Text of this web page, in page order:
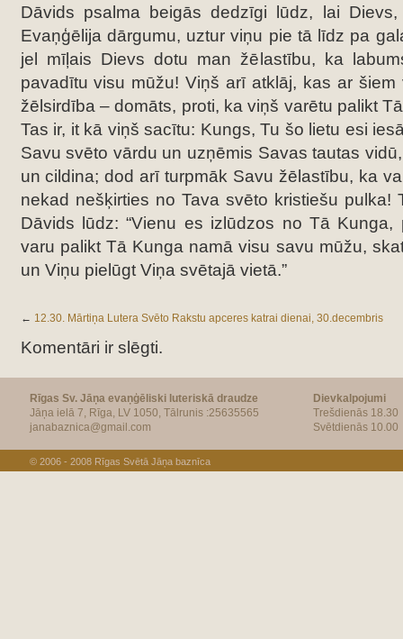
Dāvids psalma beigās dedzīgi lūdz, lai
Evaņģēlija dārgumu, uztur viņu pie tā līdz pa
jel mīļais Dievs dotu man žēlastību, ka
pavadītu visu mūžu!Viņš arī atklāj, kas ar
žēlsirdība – domāts, proti, ka viņš varētu palikt
Tas ir, it kā viņš sacītu: Kungs, Tu šo lietu esi
Savu svēto vārdu un uzņēmis Savas tautas
un cildina; dod arī turpmāk Savu žēlastību, ka
nekad nešķirties no Tava svēto kristiešu pulka!
Dāvids lūdz: “Vienu es izlūdzos no Tā
varu palikt Tā Kunga namā visu savu mūžu,
un Viņu pielūgt Viņa svētajā vietā.”
← 12.30. Mārtiņa Lutera Svēto Rakstu apceres katrai dienai, 30.decembris
Komentāri ir slēgti.
Rīgas Sv. Jāņa evaņģēliski luteriskā draudze
Jāņa ielā 7, Rīga, LV 1050, Tālrunis :25635565
janabaznica@gmail.com
Dievkalpojumi
Trešdienās 18.30
Svētdienās 10.00
© 2006 - 2008 Rīgas Svētā Jāņa baznīca